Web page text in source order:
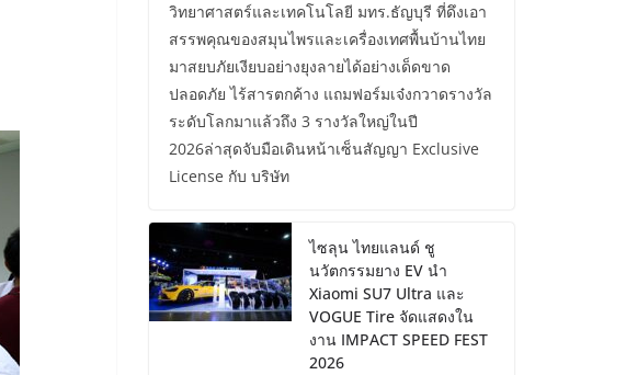
วิทยาศาสตร์และเทคโนโลยี มทร.ธัญบุรี ที่ดึงเอา
สรรพคุณของสมุนไพรและเครื่องเทศพื้นบ้านไทย
มาสยบภัยเงียบอย่างยุงลายได้อย่างเด็ดขาด
ปลอดภัย ไร้สารตกค้าง แถมฟอร์มเจ๋งกวาดรางวัล
ระดับโลกมาแล้วถึง 3 รางวัลใหญ่ในปี
2026ล่าสุดจับมือเดินหน้าเซ็นสัญญา Exclusive
License กับ บริษัท
ไซลุน ไทยแลนด์ ชู
นวัตกรรมยาง EV นำ
Xiaomi SU7 Ultra และ
VOGUE Tire จัดแสดงใน
งาน IMPACT SPEED FEST
2026